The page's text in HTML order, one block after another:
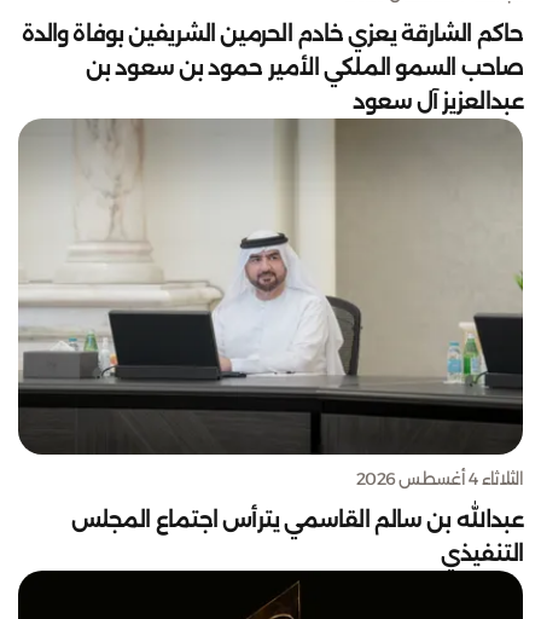
حاكم الشارقة يعزي خادم الحرمين الشريفين بوفاة والدة
صاحب السمو الملكي الأمير حمود بن سعود بن
عبدالعزيز آل سعود
الثلاثاء 4 أغسطس 2026
عبدالله بن سالم القاسمي يترأس اجتماع المجلس
التنفيذي